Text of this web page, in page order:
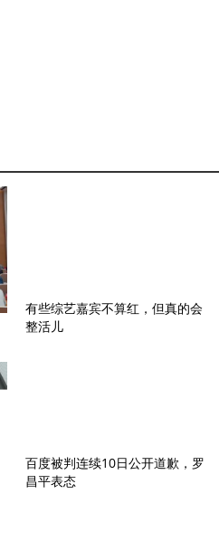
有些综艺嘉宾不算红，但真的会
整活儿
百度被判连续10日公开道歉，罗
昌平表态